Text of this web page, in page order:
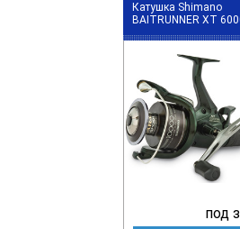
Катушка Shimano
BAITRUNNER XT
под